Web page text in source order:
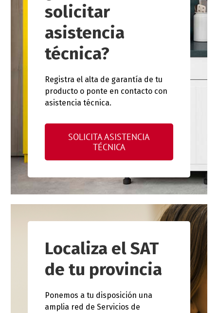
solicitar
asistencia
técnica?
Registra el alta de garantía de tu
producto o ponte en contacto con
asistencia técnica.
SOLICITA ASISTENCIA
TÉCNICA
Localiza el SAT
de tu provincia
Ponemos a tu disposición una
amplia red de Servicios de